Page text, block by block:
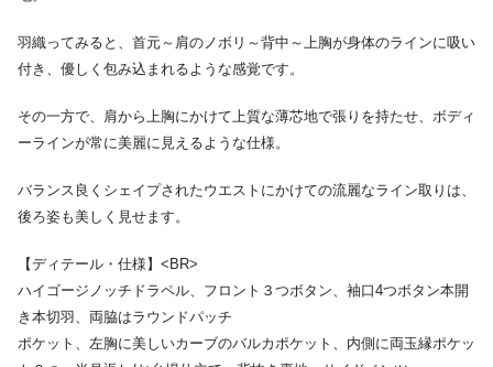
羽織ってみると、首元～肩のノボリ～背中～上胸が身体のラインに吸い
付き、優しく包み込まれるような感覚です。
その一方で、肩から上胸にかけて上質な薄芯地で張りを持たせ、ボディ
ーラインが常に美麗に見えるような仕様。
バランス良くシェイプされたウエストにかけての流麗なライン取りは、
後ろ姿も美しく見せます。
【ディテール・仕様】<BR>
ハイゴージノッチドラペル、フロント３つボタン、袖口4つボタン本開
き本切羽、両脇はラウンドパッチ
ポケット、左胸に美しいカーブのバルカポケット、内側に両玉縁ポケッ